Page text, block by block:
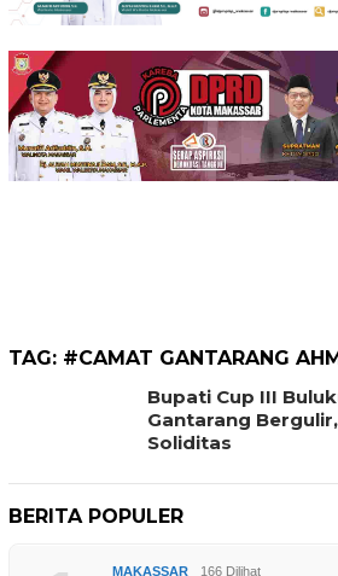
TAG: #CAMAT GANTARANG
Bupati Cup III
Gantarang
Soliditas
BERITA POPULER
MAKASSAR 166 Dilihat